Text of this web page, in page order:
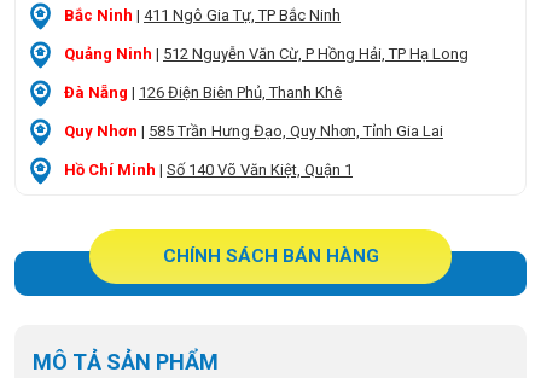
Bắc Ninh | 411 Ngô Gia Tự, TP Bắc Ninh
Quảng Ninh | 512 Nguyễn Văn Cừ, P Hồng Hải, TP Hạ Long
Đà Nẵng | 126 Điện Biên Phủ, Thanh Khê
Quy Nhơn | 585 Trần Hưng Đạo, Quy Nhơn, Tỉnh Gia Lai
Hồ Chí Minh | Số 140 Võ Văn Kiệt, Quận 1
CHÍNH SÁCH BÁN HÀNG
MÔ TẢ SẢN PHẨM